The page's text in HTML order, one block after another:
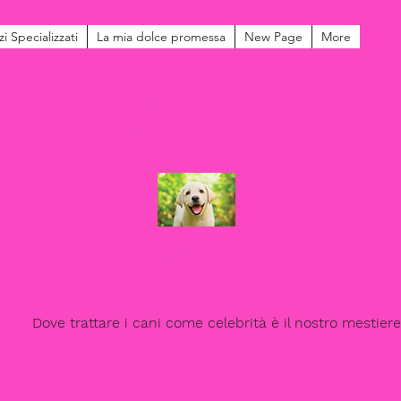
Specializzati La mia dolce promessa New Page More
Dove trattare i cani come celebrità è il nostro mestiere